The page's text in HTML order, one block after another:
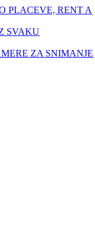
PLACEVE, RENT A
SVAKU
ZA SNIMANJE